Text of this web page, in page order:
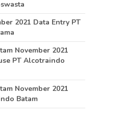
2021 Data Entry PT
November 2021
PT Alcotraindo
November 2021
Batam